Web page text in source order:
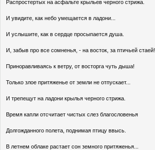
Распростертых на асфальте крыльев черного стрижа.
И увидите, как небо умещается в ладони...
И услышите, как в сердце просыпается душа.
И, забыв про все сомненья, - на восток, за птичьей стаей!
Приноравливаясь к ветру, от восторга чуть дыша!
Только злое притяженье от земли не отпускает...
И трепещут на ладони крылья черного стрижа.
Время капли отсчитает чистых слез благословенья
Долгожданного полета, поднимая птицу ввысь.
В летнем облаке растает сон земного притяженья...